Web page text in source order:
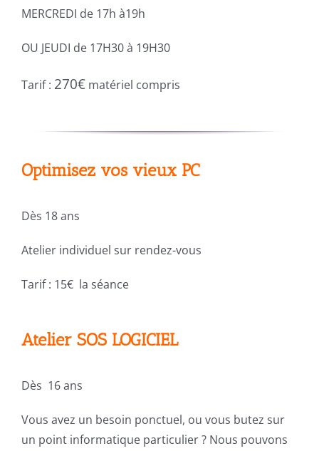
MERCREDI de 17h à19h
OU JEUDI de 17H30 à 19H30
Tarif : 270€matériel compris
Optimisez vos vieux PC
Dès 18 ans
Atelier individuel sur rendez-vous
Tarif : 15€ la séance
Atelier SOS LOGICIEL
Dès 16 ans
Vous avez un besoin ponctuel, ou vous butez sur
un point informatique particulier ? Nous pouvons